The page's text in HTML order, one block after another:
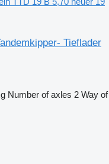
Tieflader
Number of axles 2 Way of